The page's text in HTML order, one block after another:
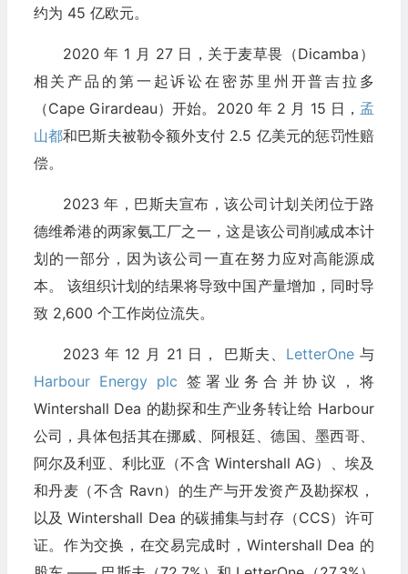
约为 45 亿欧元。
2020 年 1 月 27 日，关于麦草畏（Dicamba）
相关产品的第一起诉讼在密苏里州开普吉拉多
（Cape Girardeau）开始。2020 年 2 月 15 日， 孟
山都和巴斯夫被勒令额外支付 2.5 亿美元的惩罚性赔
偿。
2023 年，巴斯夫宣布，该公司计划关闭位于路
德维希港的两家氨工厂之一，这是该公司削减成本计
划的一部分，因为该公司一直在努力应对高能源成
本。 该组织计划的结果将导致中国产量增加，同时导
致 2,600 个工作岗位流失。
2023 年 12 月 21 日， 巴斯夫、 LetterOne 与
Harbour Energy plc 签署业务合并协议，将
Wintershall Dea 的勘探和生产业务转让给 Harbour
公司，具体包括其在挪威、阿根廷、德国、墨西哥、
阿尔及利亚、利比亚（不含 Wintershall AG）、埃及
和丹麦（不含 Ravn）的生产与开发资产及勘探权，
以及 Wintershall Dea 的碳捕集与封存（CCS）许可
证。作为交换，在交易完成时，Wintershall Dea 的